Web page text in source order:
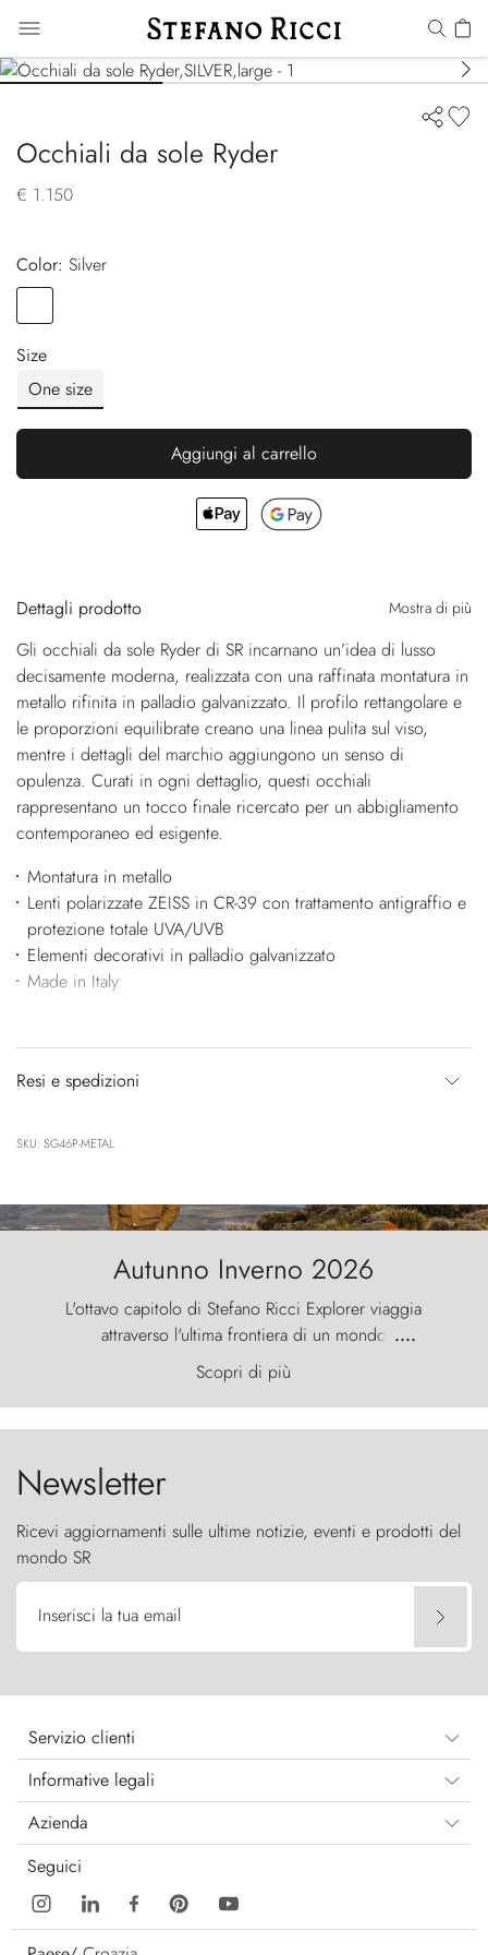
Occhiali da sole Ryder
€ 1.150
Color:
silver
Size
One size
Aggiungi al carrello
Dettagli prodotto Mostra di più
Gli occhiali da sole Ryder di SR incarnano un’idea di lusso
decisamente moderna, realizzata con una raffinata montatura in
metallo rifinita in palladio galvanizzato. Il profilo rettangolare e
le proporzioni equilibrate creano una linea pulita sul viso,
mentre i dettagli del marchio aggiungono un senso di
opulenza. Curati in ogni dettaglio, questi occhiali
rappresentano un tocco finale ricercato per un abbigliamento
contemporaneo ed esigente.
Montatura in metallo
Lenti polarizzate ZEISS in CR-39 con trattamento antigraffio e
protezione totale UVA/UVB
Elementi decorativi in palladio galvanizzato
Made in Italy
Resi e spedizioni
SKU: SG46P-METAL
Autunno Inverno 2026
L'ottavo capitolo di Stefano Ricci Explorer viaggia
attraverso l'ultima frontiera di un mondo
primordiale, dove il vento scolpisce la natura con
furia ancestrale e le Torres del Paine sfidano il
cielo come sentinelle di pietra.
....
Scopri di più
Newsletter
Ricevi aggiornamenti sulle ultime notizie, eventi e prodotti del
mondo SR
Inserisci la tua email
Servizio clienti
Informative legali
Azienda
Seguici